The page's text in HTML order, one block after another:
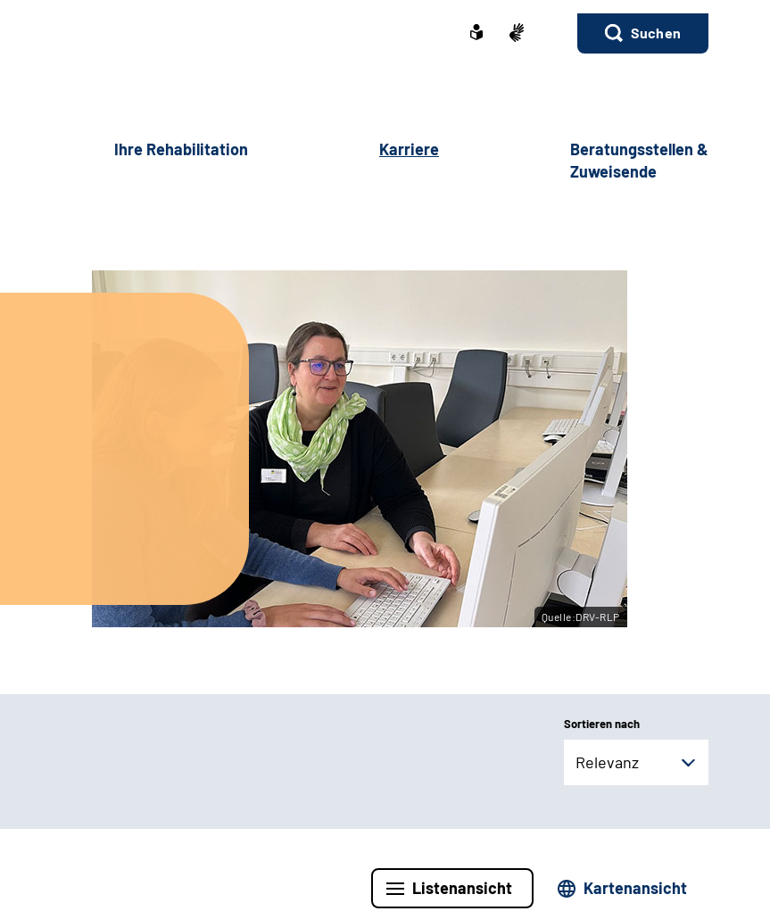
Suchen
Ihre Rehabilitation Karriere
Beratungsstellen &
Zuweisende
Quelle:DRV-RLP
Sortieren nach
Relevanz
Listenansicht Kartenansicht